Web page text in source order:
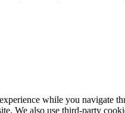
while you navigate
We also use third-party